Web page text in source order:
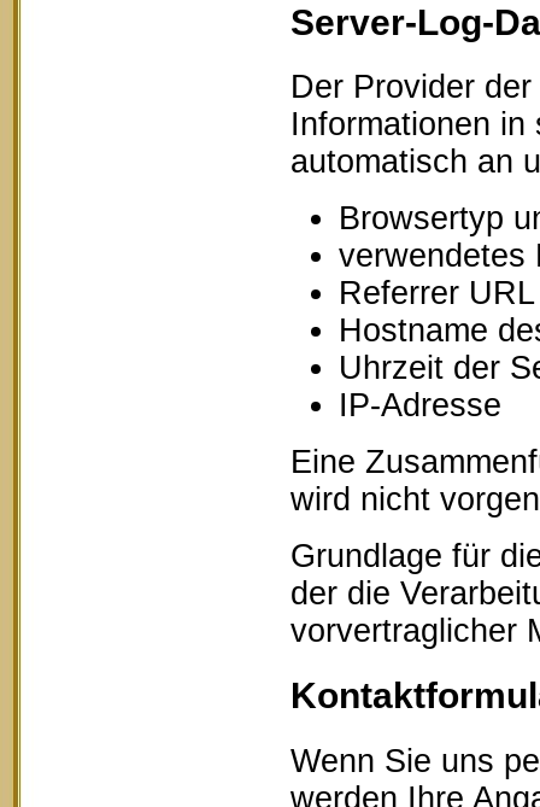
Server-Log-
Der Provider
Informationen
automatisch an
Browsertyp
verwendetes
Referrer URL
Hostname
Uhrzeit der
IP-Adresse
Eine
wird nicht
Grundlage für
der die
vorvertraglicher
Wenn Sie uns
werden Ihre